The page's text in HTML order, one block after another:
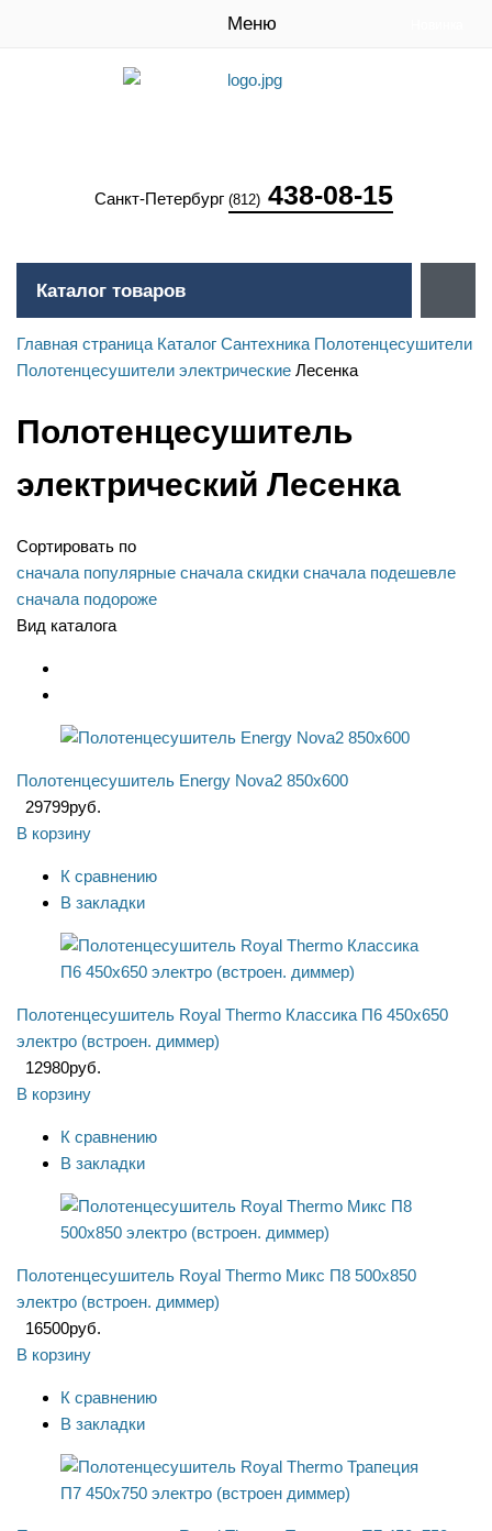
Меню
Санкт-Петербург (812) 438-08-15
Каталог товаров
Главная страница Каталог Сантехника Полотенцесушители
Полотенцесушители электрические Лесенка
Полотенцесушитель
электрический Лесенка
Сортировать по
сначала популярные сначала скидки сначала подешевле
сначала подороже
Вид каталога
Полотенцесушитель Energy Nova2 850x600
29799руб.
В корзину
К сравнению
В закладки
Полотенцесушитель Royal Thermo Классика П6 450х650
электро (встроен. диммер)
12980руб.
В корзину
К сравнению
В закладки
Полотенцесушитель Royal Thermo Микс П8 500х850
электро (встроен. диммер)
16500руб.
В корзину
К сравнению
В закладки